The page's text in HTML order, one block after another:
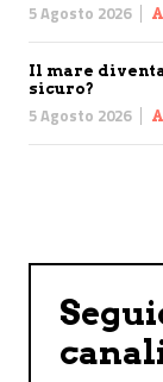
5 Agosto 2026
Il mare
sicuro?
5 Agosto 2026